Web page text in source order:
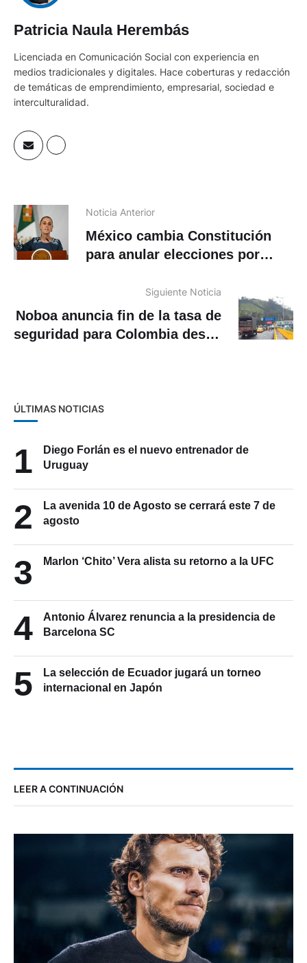
Patricia Naula Herembás
Licenciada en Comunicación Social con experiencia en
medios tradicionales y digitales. Hace coberturas y redacción
de temáticas de emprendimiento, empresarial, sociedad e
interculturalidad.
Noticia Anterior
México cambia Constitución
para anular elecciones por
Siguiente Noticia
Noboa anuncia fin de la tasa de
seguridad para Colombia desde
ÚLTIMAS NOTICIAS
1
Diego Forlán es el nuevo entrenador de
Uruguay
2
La avenida 10 de Agosto se cerrará este 7 de
agosto
3 Marlon ‘Chito’ Vera alista su retorno a la UFC
4
Antonio Álvarez renuncia a la presidencia de
Barcelona SC
5
La selección de Ecuador jugará un torneo
internacional en Japón
LEER A CONTINUACIÓN